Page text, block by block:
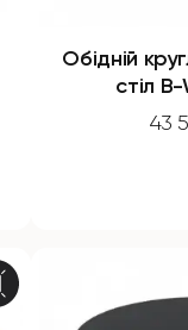
Обідній
стіл
43